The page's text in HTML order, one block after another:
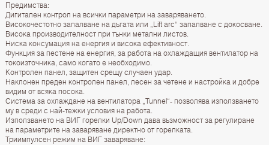
Предимства:
Дигитален контрол на всички параметри на заваряването.
Високочестотно запалване на дъгата или „Lift arc“ запалване с докосване.
Висока производителност при тънки метални листов.
Ниска консумация на енергия и висока ефективност.
Функция за пестене на енергия, за работа на охлаждащия вентилатор на
токоизточника, само когато е необходимо.
Контролен панел, защитен срещу случаен удар.
Наклонен преден контролен панел, лесен за четене и настройка и добре
видим от всяка посока.
Система за охлаждане на вентилатора „Tunnel“- позволява използването
му в среди с най-тежки условия на работа.
Използването на ВИГ горелки Up/Down дава възможност за регулиране
на параметрите на заваряване директно от горелката.
Триимпулсен режим на ВИГ заваряване: